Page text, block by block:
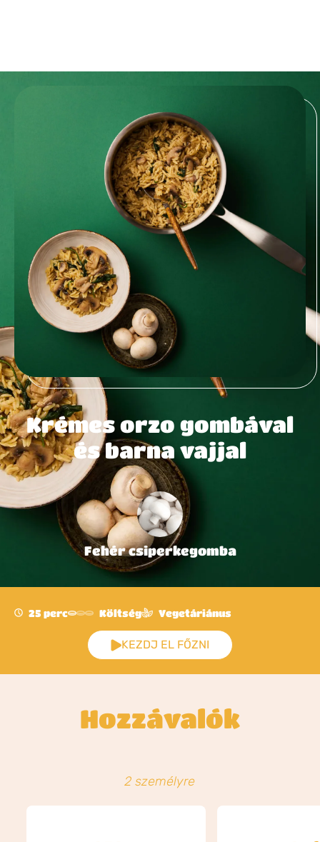
Krémes orzo gombával
és barna vajjal
Fehér csiperkegomba
25 perc Költség Vegetáriánus
KEZDJ EL FŐZNI
Hozzávalók
2 személyre